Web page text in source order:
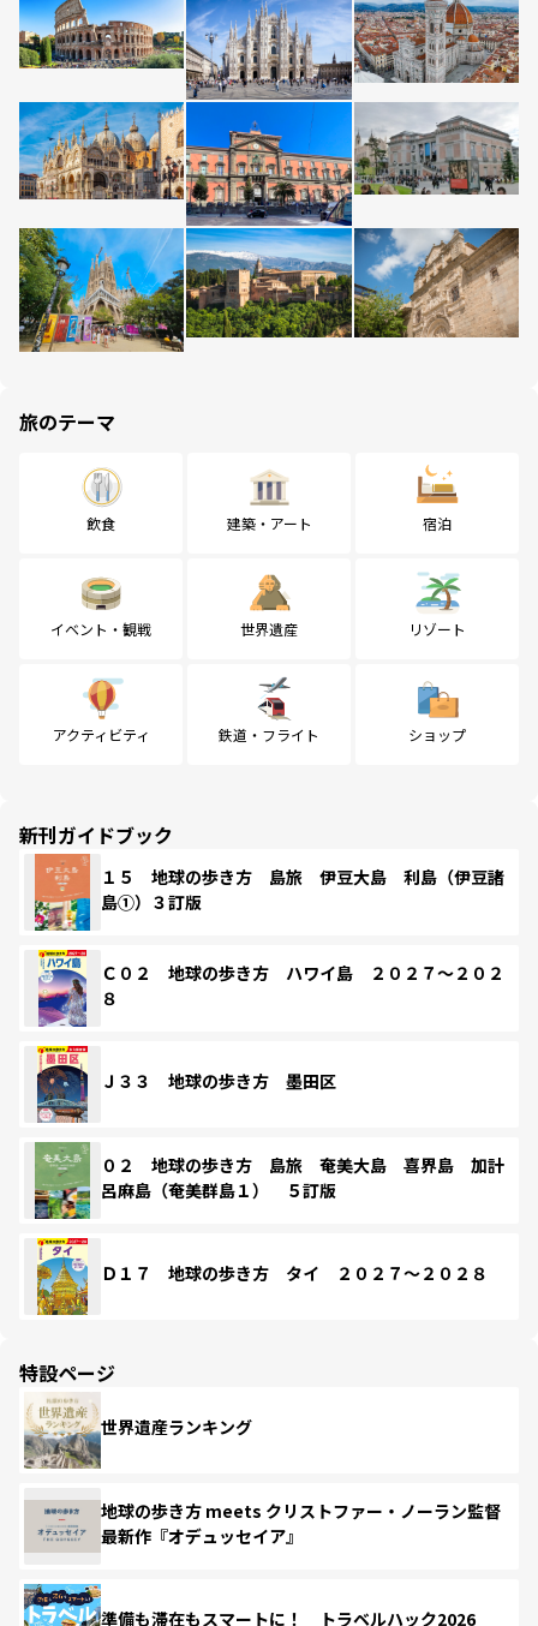
旅のテーマ
飲食 建築・アート 宿泊
イベント・観戦 世界遺産 リゾート
アクティビティ 鉄道・フライト ショップ
新刊ガイドブック
１５ 地球の歩き方 島旅 伊豆大島 利島（伊豆諸
島①）３訂版
Ｃ０２ 地球の歩き方 ハワイ島 ２０２７～２０２
８
Ｊ３３ 地球の歩き方 墨田区
０２ 地球の歩き方 島旅 奄美大島 喜界島 加計
呂麻島（奄美群島１） ５訂版
Ｄ１７ 地球の歩き方 タイ ２０２７～２０２８
特設ページ
世界遺産ランキング
地球の歩き方 meets クリストファー・ノーラン監督
最新作『オデュッセイア』
準備も滞在もスマートに！ トラベルハック2026